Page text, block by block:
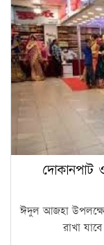
দোকানপাট
ঈদুল আজহা উপলক্ষে
রাখা